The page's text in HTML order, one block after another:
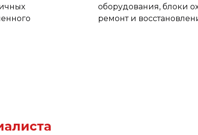
оборудования, блоки
ремонт и